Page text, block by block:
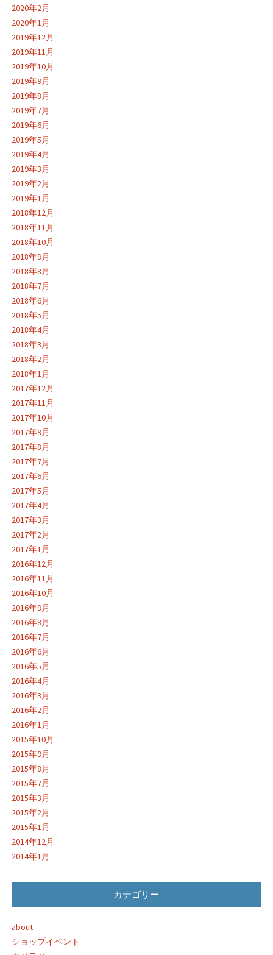
2020年2月
2020年1月
2019年12月
2019年11月
2019年10月
2019年9月
2019年8月
2019年7月
2019年6月
2019年5月
2019年4月
2019年3月
2019年2月
2019年1月
2018年12月
2018年11月
2018年10月
2018年9月
2018年8月
2018年7月
2018年6月
2018年5月
2018年4月
2018年3月
2018年2月
2018年1月
2017年12月
2017年11月
2017年10月
2017年9月
2017年8月
2017年7月
2017年6月
2017年5月
2017年4月
2017年3月
2017年2月
2017年1月
2016年12月
2016年11月
2016年10月
2016年9月
2016年8月
2016年7月
2016年6月
2016年5月
2016年4月
2016年3月
2016年2月
2016年1月
2015年10月
2015年9月
2015年8月
2015年7月
2015年3月
2015年2月
2015年1月
2014年12月
2014年1月
カテゴリー
about
ショップイベント